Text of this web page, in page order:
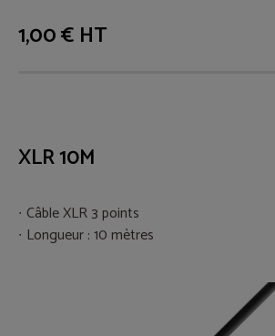
1,00 € HT
XLR 10M
Câble XLR 3 points
Longueur : 10 mètres